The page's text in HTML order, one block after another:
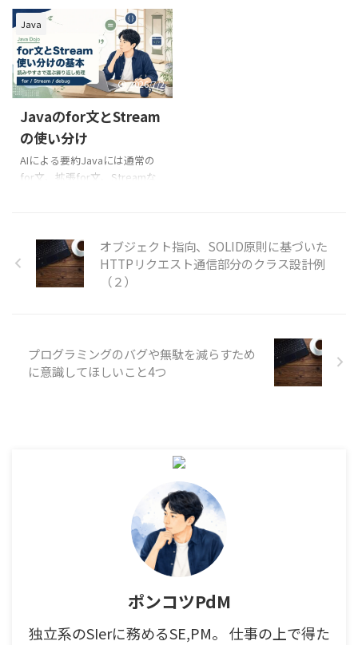
業務システムでは、在庫不
足、二重申請、締め日超過、
外部AP ...
トのクラス分割の方針に合わ
せて決定するといい感じにな
りますので、その説明。 例外
クラス名の命名どうする問題
大抵のプロジェクトでは命名
規則ってあってないようなもん
で、特にプロジェクトが炎上し
だすとエライことになります。
皆さんは例外クラスの名前づ
けについて何か軸は持ってます
うではなくて、 プロジェクト
のルールが無かった場合、参
考にするものもな ...
Java
2026/7/2
Javaのfor文とStream
の使い分け
AIによる要約Javaには通常の
for文、拡張for文、Streamな
が迷いやすい使い分けを、現
場の可読性とデバッグしやす
さの観点で整理します。 Java
Streamが常に良い書き方に見
えることです。 この記事のポ
オブジェクト指向、SOLID原則に基づいた
HTTPリクエスト通信部分のクラス設計例
（２）
プログラミングのバグや無駄を減らすため
に意識してほしいこと4つ
ポンコツPdM
独立系のSIerに務めるSE,PM。 仕事の上で得た